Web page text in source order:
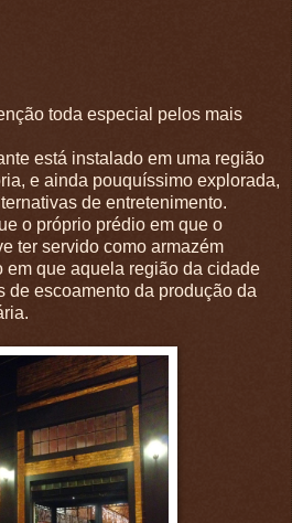
toda especial pelos mais
está instalado em uma região
e ainda pouquíssimo explorada,
de entretenimento.
o próprio prédio em que o
ter servido como armazém
em que aquela região da cidade
de escoamento da produção da